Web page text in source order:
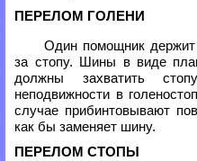
ПЕРЕЛОМ ГОЛЕНИ
Один помощник держит
за стопу. Шины в виде
должны захватить
неподвижности в
случае прибинтовывают
как бы заменяет шину.
ПЕРЕЛОМ СТОПЫ